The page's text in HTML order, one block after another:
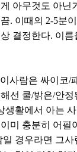
아무것도 아닌
. 이때의 2-5분
결정한다. 이
사람은 싸이코/
선 쿨/밝은/안
활에서 아는
미 충분히 어필
일 경우라면 그